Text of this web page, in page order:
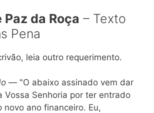
Paz da Roça – Texto
Pena
leia outro requerimento.
— "O abaixo assinado vem dar
Vossa Senhoria por ter entrado
novo ano financeiro. Eu,